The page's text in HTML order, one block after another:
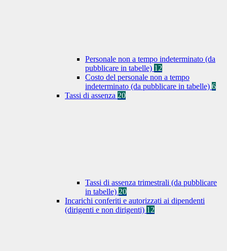
Personale non a tempo indeterminato (da
pubblicare in tabelle) 12
Costo del personale non a tempo
indeterminato (da pubblicare in tabelle) 6
Tassi di assenza 20
Tassi di assenza trimestrali (da pubblicare
in tabelle) 20
Incarichi conferiti e autorizzati ai dipendenti
(dirigenti e non dirigenti) 12